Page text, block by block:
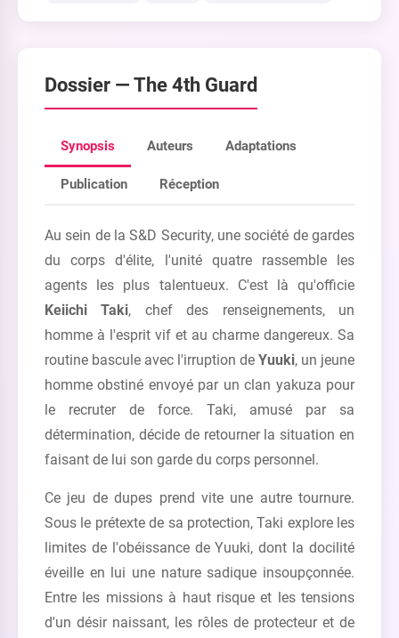
Dossier —The 4th Guard
Synopsis Auteurs Adaptations
Publication Réception
Au sein de la S&D Security, une société de gardes
du corps d'élite, l'unité quatre rassemble les
agents les plus talentueux. C'est là qu'officie
Keiichi Taki, chef des renseignements, un
homme à l'esprit vif et au charme dangereux. Sa
routine bascule avec l'irruption de Yuuki, un jeune
homme obstiné envoyé par un clan yakuza pour
le recruter de force. Taki, amusé par sa
détermination, décide de retourner la situation en
faisant de lui son garde du corps personnel.
Ce jeu de dupes prend vite une autre tournure.
Sous le prétexte de sa protection, Taki explore les
limites de l'obéissance de Yuuki, dont la docilité
éveille en lui une nature sadique insoupçonnée.
Entre les missions à haut risque et les tensions
d'un désir naissant, les rôles de protecteur et de